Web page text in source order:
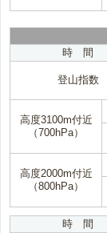
時 間
登山指数
高度3100m付近
（700hPa）
高度2000m付近
（800hPa）
時 間